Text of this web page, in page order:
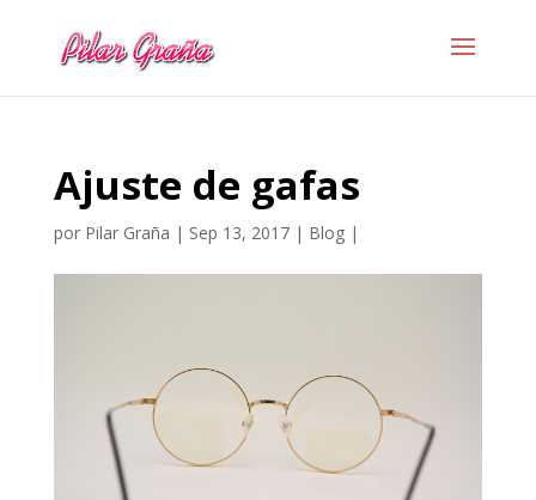
Ajuste de gafas
por Pilar Graña | Sep 13, 2017| Blog|